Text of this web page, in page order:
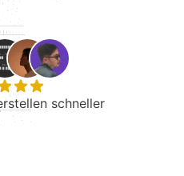
schneller